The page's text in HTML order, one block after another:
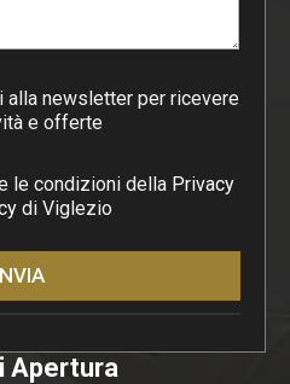
newsletter per ricevere
e offerte
le condizioni della Privacy
di Viglezio
Apertura